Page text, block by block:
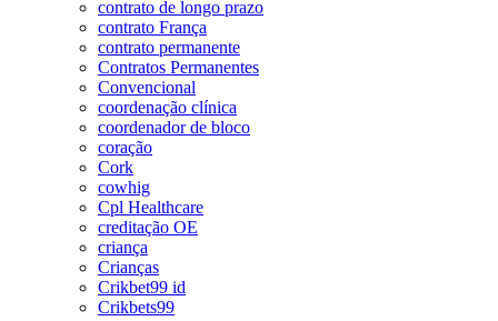
contrato de longo prazo
contrato França
contrato permanente
Contratos Permanentes
Convencional
coordenação clínica
coordenador de bloco
coração
Cork
cowhig
Cpl Healthcare
creditação OE
criança
Crianças
Crikbet99 id
Crikbets99